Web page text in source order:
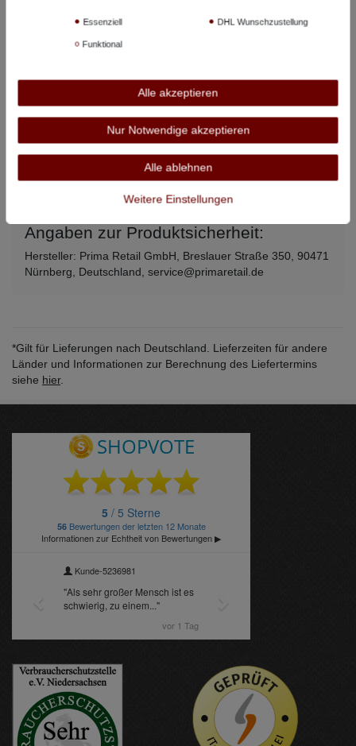
83 cm
7XL 166 cm 92 cm
176 cm
Alle angegebenen Maße beziehen sich auf den Artikel, nicht auf
Körpermaße –so messen Sie richtig.
Angaben zur Produktsicherheit:
Hersteller: Prima Retail GmbH, Breslauer Straße 350, 90471
Nürnberg, Deutschland, service@primaretail.de
*Gilt für Lieferungen nach Deutschland. Lieferzeiten für andere
Länder und Informationen zur Berechnung des Liefertermins
siehe hier.
Essenziell DHL Wunschzustellung
Funktional
Alle akzeptieren
Nur Notwendige akzeptieren
Alle ablehnen
Weitere Einstellungen